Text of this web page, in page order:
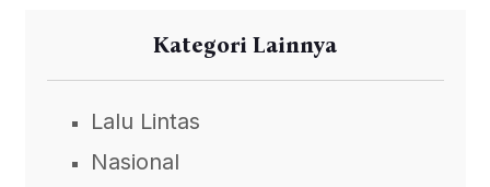
Kategori Lainnya
Lalu Lintas
Nasional